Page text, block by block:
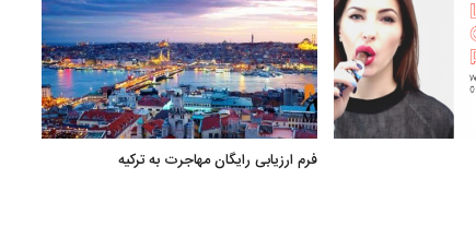
فرم ارزیابی رایگان مهاجرت به ترکیه